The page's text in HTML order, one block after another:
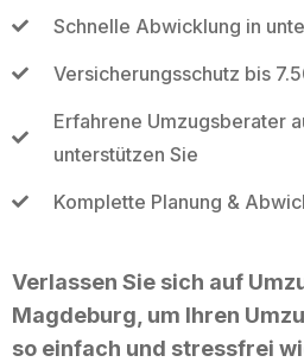
Schnelle Abwicklung in
Versicherungsschutz bis
Erfahrene Umzugsberater
unterstützen Sie
Komplette Planung &
Verlassen Sie sich auf
Magdeburg, um Ihren
so einfach und stressfrei